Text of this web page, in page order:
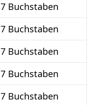
7 Buchstaben
7 Buchstaben
7 Buchstaben
7 Buchstaben
7 Buchstaben